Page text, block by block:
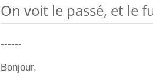
On voit le passé, et le
------
Bonjour,